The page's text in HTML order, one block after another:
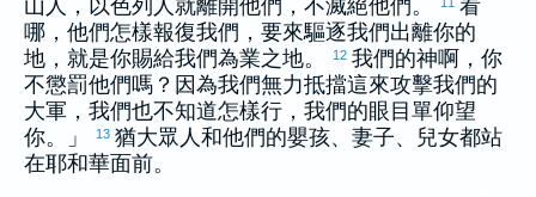
山人， 以色列 人就離開他們，不滅絕他們。
看
哪，他們怎樣報復我們，要來驅逐我們出離你的
地，就是你賜給我們為業之地。
12 我們的神啊，你
不懲罰他們嗎？因為我們無力抵擋這來攻擊我們的
大軍，我們也不知道怎樣行，我們的眼目單仰望
你。」
13 猶大眾人和他們的嬰孩、妻子、兒女都站
在耶和華面前。